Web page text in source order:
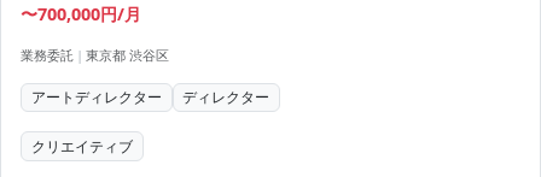
〜700,000円/月
業務委託 | 東京都 渋谷区
アートディレクター ディレクター
クリエイティブ